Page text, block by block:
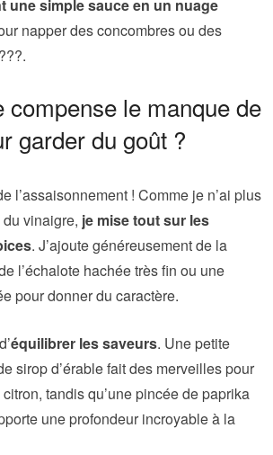
une simple sauce en un nuage
napper des concombres ou des
compense le manque de
garder du goût ?
l’assaisonnement ! Comme je n’ai plus
vinaigre, je mise tout sur les
. J’ajoute généreusement de la
l’échalote hachée très fin ou une
pour donner du caractère.
équilibrer les saveurs. Une petite
sirop d’érable fait des merveilles pour
tandis qu’une pincée de paprika
une profondeur incroyable à la